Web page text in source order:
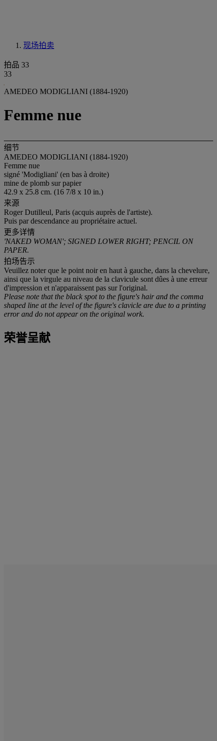
现场拍卖
拍品 33
33
AMEDEO MODIGLIANI (1884-1920)
Femme nue
细节
AMEDEO MODIGLIANI (1884-1920)
Femme nue
signé 'Modigliani' (en bas à droite)
mine de plomb sur papier
42.9 x 25.8 cm. (16 7/8 x 10 in.)
来源
Roger Dutilleul, Paris (acquis auprès de l'artiste).
Puis par descendance au propriétaire actuel.
更多详情
'NAKED WOMAN'; SIGNED LOWER RIGHT; PENCIL ON
PAPER.
拍场告示
Veuillez noter que le point noir en haut à gauche, dans la chevelure,
ainsi que la virgule au niveau de la clavicule sont dûes à une erreur
d'impression et n'apparaissent pas sur l'original.
Please note that the black spot to the figure's hair and the comma
shaped line at the level of the figure's clavicle are due to a printing
error and do not appear on the original work.
荣誉呈献